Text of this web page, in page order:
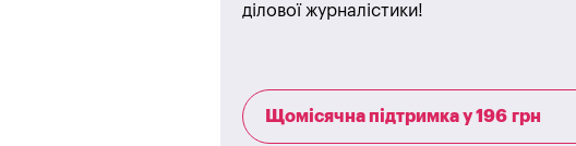
ділової журналістики!
Щомісячна підтримка у 196 грн